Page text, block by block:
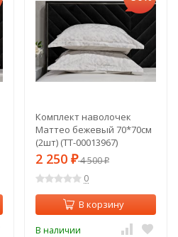
Комплект наволочек
Маттео бежевый 70*70см
(2шт) (TT-00013967)
2 250 ₽4 500₽
0
В корзину
В наличии